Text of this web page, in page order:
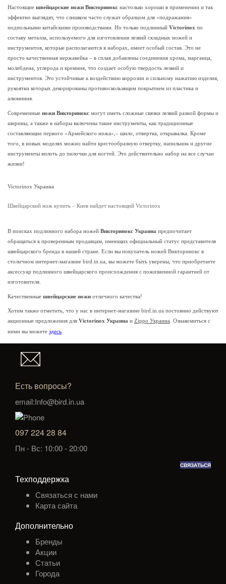
Настоящие швейцарские ножи Викторинокс настолько хороши в применении и так
эффектно выглядят, что слишком часто служат образцом для «подражания»
подпольными китайскими производствами. Но только подлинный Victorinox по
составу металла, используемого для изготовления лезвий складных ножей и
инструментов, которые располагаются в наборах, имеет особый состав. Это не
просто качественная нержавейка – в сплав добавлены соединения хрома, марганца,
молибдена, углерода и кремния, что создает особую твердость лезвий и
инструментов. Это устойчивые к воздействию коррозии и сильному нажатию изделия,
рукоятки которых декорированы противоскользящим покрытием из пластика и
алюминия.
Современные ножи Викторинокс могут иметь сложные связки лезвий разной формы и
ширины, а также в наборы включены такие инструменты, как традиционные
составляющие первого «Армейского ножа»,– шило, отвертка, открывалка. Кроме
того, в новых моделях можно найти крестообразную отвертку, напильник и другие
инструменты вплоть до пилочки для ногтей. Это действительно набор на все случаи
жизни!
Victorinox Украина
Швейцарский нож купить – Киев найдет настоящий Victorinox
В поисках подлинного набора ножей Викторинокс Украина предпочитает
обращаться к проверенным продавцам, имеющих официальный статус представителя
швейцарского бренда в нашей стране. Если вы покупатель ножей Викторинокс в
столичном интернет-магазине bird.in.ua, вы можете быть уверены, что приобретаете
аксессуар подлинного швейцарского происхождения с пожизненной гарантией от
изготовителя.
Качественные швейцарские ножи отличного качества!
Хотим также отметить, что у нас в интернет-магазине bird.in.ua постоянно действуют
акционные предложения для Victorinox Украина и Zippo Украина . Ознакомиться с
ними вы можете здесь
Есть вопросы?
email:Info@bird.in.ua
097 224 28 84
Пн - Вс: 10:00 - 20:00
СВЯЗАТЬСЯ
Техподдержка
Связаться с нами
Карта сайта
Дополнительно
Бренды
Акции
Статьи
Города